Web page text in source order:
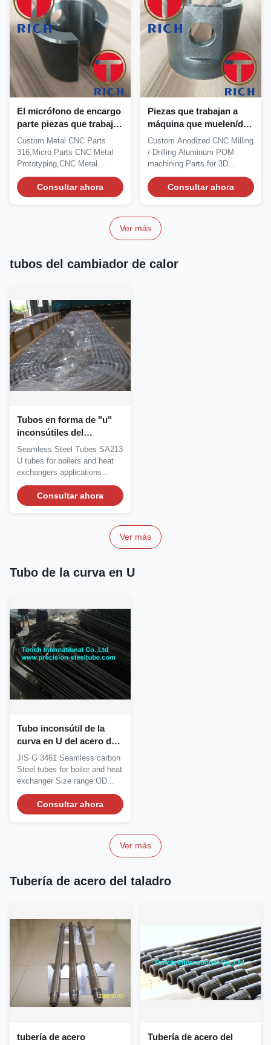
El micrófono de encargo
parte piezas que trabajan
a máquina del metal de la
creación de un
prototipo/CNC del metal
del CNC
Custom Metal CNC Parts
316,Micro Parts CNC Metal
Prototyping,CNC Metal
Machining Parts Product...
Consultar ahora
Piezas que trabajan a
máquina que muelen/de
perforaciones del CNC
anodizado del aluminio
POM para la impresión
3D
Custom Anodized CNC Milling
/ Drilling Aluminum POM
machining Parts for 3D
Printing ITEM...
Consultar ahora
Ver más
tubos del cambiador de calor
Tubos en forma de "u"
inconsútiles del
cambiador de calor del
acero de carbono de la
aleación de ASTM A213
ASME SA213 para las
calderas
Seamless Steel Tubes SA213
U tubes for boilers and heat
exchangers applications
Size...
Consultar ahora
Ver más
Tubo de la curva en U
Tubo inconsútil de la
curva en U del acero de
carbono de JIS G 3461
para la caldera/el
cambiador de calor
JIS G 3461 Seamless carbon
Steel tubes for boiler and heat
exchanger Size range:OD...
Consultar ahora
Ver más
Tubería de acero del taladro
tubería de acero
Tubería de acero del